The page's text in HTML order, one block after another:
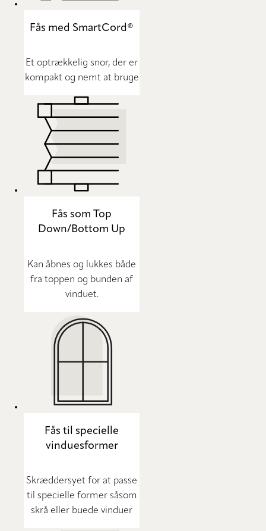
Fås med SmartCord®
Et optrækkelig snor, der er
kompakt og nemt at bruge
Fås som Top
Down/Bottom Up
Kan åbnes og lukkes både
fra toppen og bunden af
vinduet.
Fås til specielle
vinduesformer
Skræddersyet for at passe
til specielle former såsom
skrå eller buede vinduer